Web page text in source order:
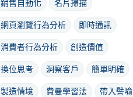
銷售自動化
名片掃描
網頁瀏覽行為分析
即時通訊
消費者行為分析
創造價值
換位思考
洞察客戶
簡單明確
製造情境
費曼學習法
帶入譬喻